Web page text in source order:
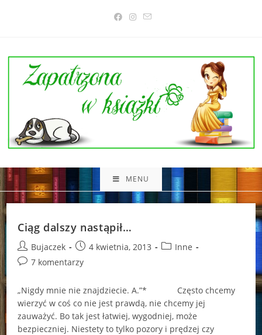
MENU
Ciąg dalszy nastąpił…
Post
author:
Bujaczek
Post
published:
4 kwietnia, 2013
PostInne
Post7 komentarzy
„Nigdy mnie nie znajdziecie. A.”* Często chcemy
wierzyć w coś co nie jest prawdą, nie chcemy jej
zauważyć. Bo tak jest łatwiej, wygodniej, może
bezpieczniej. Niestety to tylko pozory i prędzej czy